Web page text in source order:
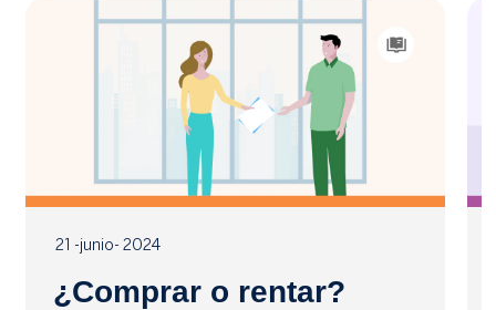
21 -junio- 2024
¿Comprar o rentar?